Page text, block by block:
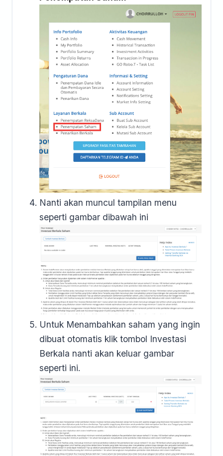
Nanti akan muncul tampilan menu
seperti gambar dibawah ini
Untuk Menambahkan saham yang ingin
dibuat otomatis klik tombol Investasi
Berkala nanti akan keluar gambar
seperti ini.